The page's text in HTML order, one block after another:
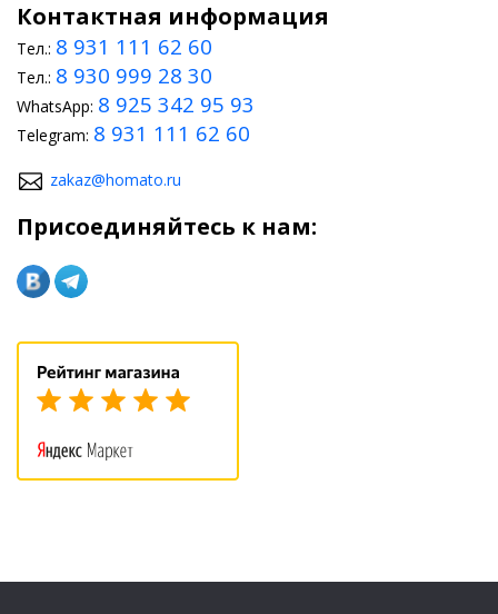
Контактная информация
Тел.: 8 931 111 62 60
Тел.: 8 930 999 28 30
WhatsApp: 8 925 342 95 93
Telegram: 8 931 111 62 60
zakaz@homato.ru
Присоединяйтесь к нам: